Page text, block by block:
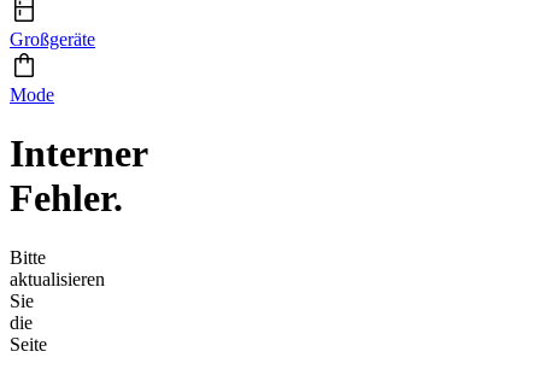
Großgeräte
Mode
Interner
Fehler.
Bitte
aktualisieren
Sie
die
Seite